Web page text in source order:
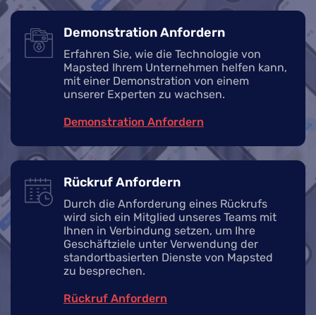
Demonstration Anfordern
Erfahren Sie, wie die Technologie von
Mapsted Ihrem Unternehmen helfen kann,
mit einer Demonstration von einem
unserer Experten zu wachsen.
Demonstration Anfordern
Rückruf Anfordern
Durch die Anforderung eines Rückrufs
wird sich ein Mitglied unseres Teams mit
Ihnen in Verbindung setzen, um Ihre
Geschäftziele unter Verwendung der
standortbasierten Dienste von Mapsted
zu besprechen.
Rückruf Anfordern